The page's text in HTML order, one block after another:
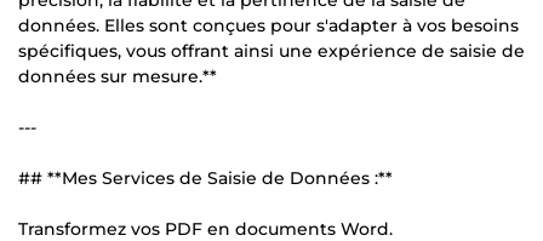
données. Elles sont conçues pour s'adapter à vos besoins
spécifiques, vous offrant ainsi une expérience de saisie de
données sur mesure.**
---
## **Mes Services de Saisie de Données :**
Transformez vos PDF en documents Word.